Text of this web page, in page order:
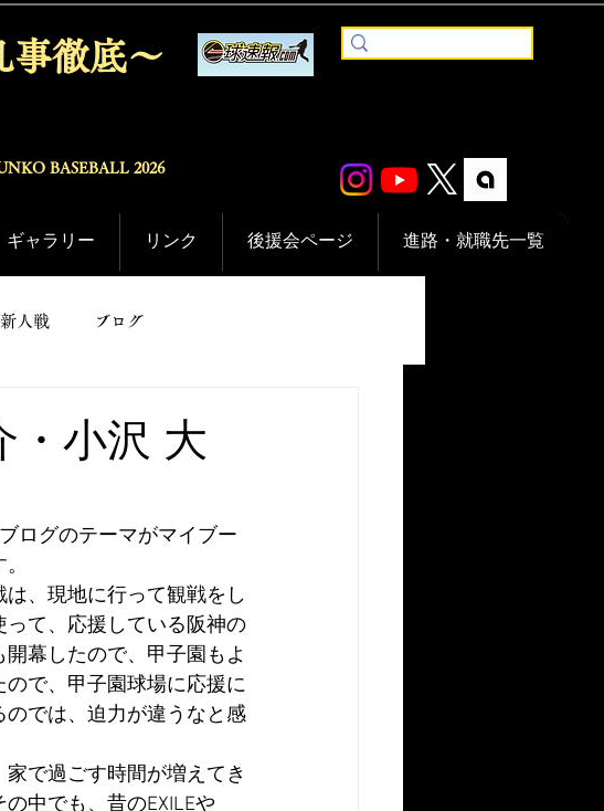
事徹底〜
BASEBALL 2026
ギャラリー リンク 後援会ページ 進路・就職先一覧
新人戦 ブログ
・小沢 大
ログのテーマがマイブー
、現地に行って観戦をし
て、応援している阪神の
幕したので、甲子園もよ
で、甲子園球場に応援に
では、迫力が違うなと感
で過ごす時間が増えてき
中でも、昔のEXILEや